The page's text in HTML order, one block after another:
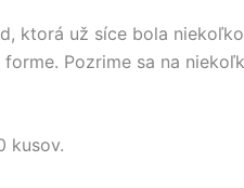
ktorá už síce bola
Pozrime sa na
kusov.